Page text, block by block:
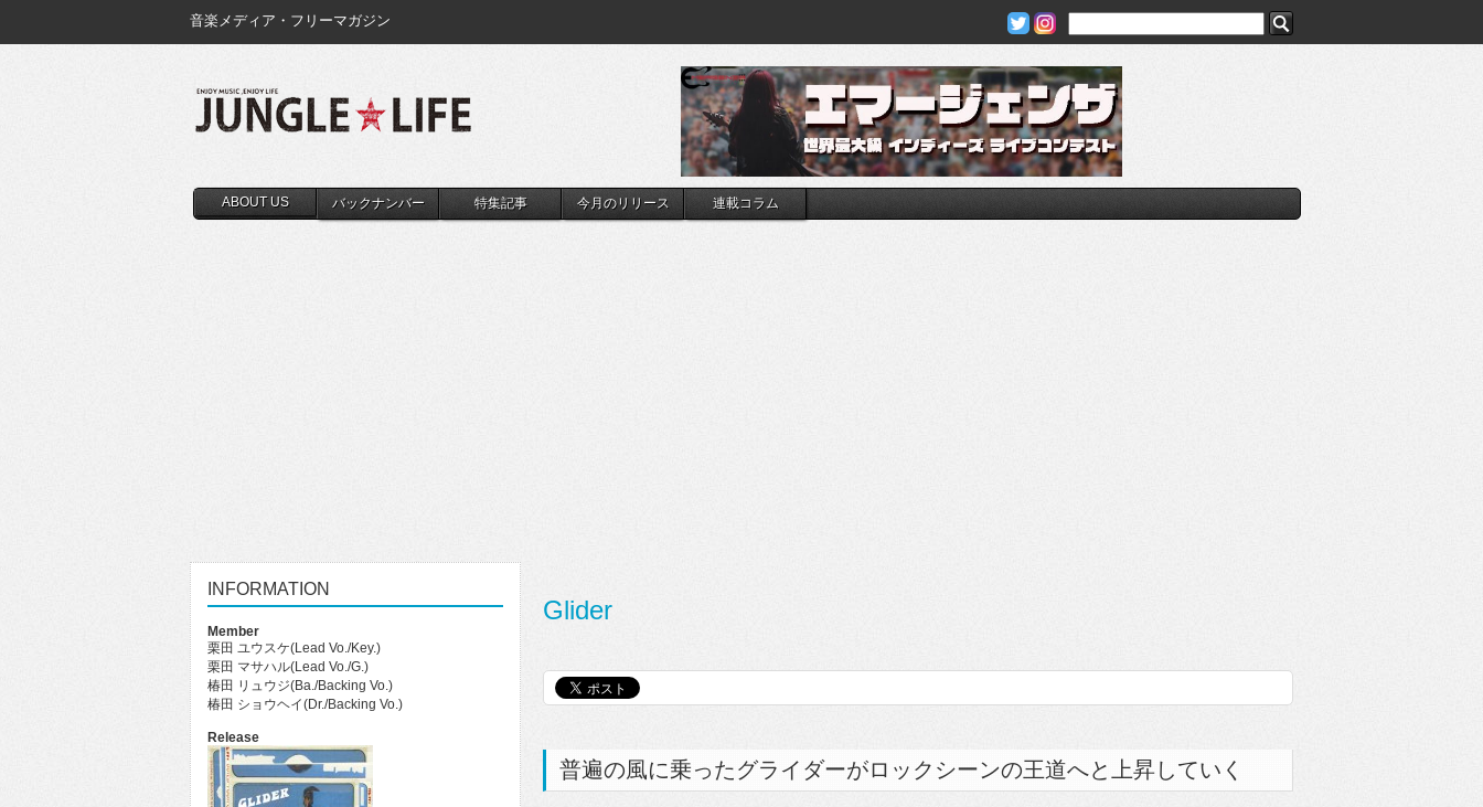
音楽メディア・フリーマガジン
ABOUT US バックナンバー 特集記事 今月のリリース 連載コラム
Glider
普遍の風に乗ったグライダーがロックシーンの王道へと上昇していく
INFORMATION
Member
栗田 ユウスケ(Lead Vo./Key.)
栗田 マサハル(Lead Vo./G.)
椿田 リュウジ(Ba./Backing Vo.)
椿田 ショウヘイ(Dr./Backing Vo.)
Release